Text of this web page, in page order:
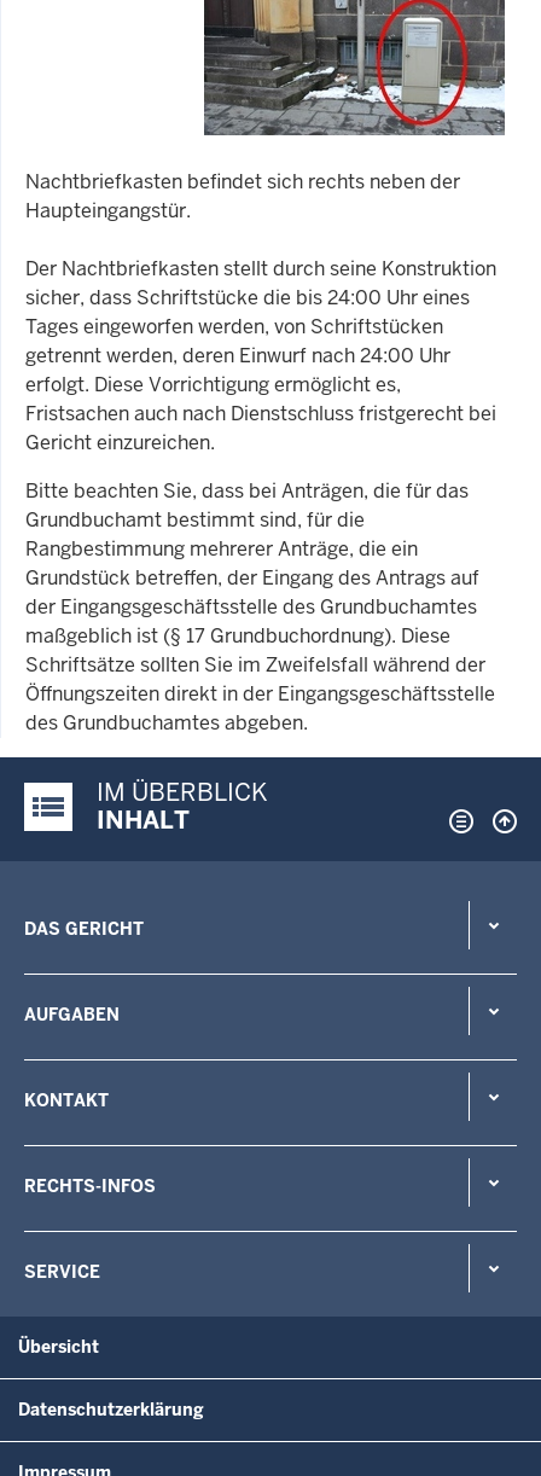
Nachtbriefkasten befindet sich rechts neben der
Haupteingangstür.
Der Nachtbriefkasten stellt durch seine Konstruktion
sicher, dass Schriftstücke die bis 24:00 Uhr eines
Tages eingeworfen werden, von Schriftstücken
getrennt werden, deren Einwurf nach 24:00 Uhr
erfolgt. Diese Vorrichtigung ermöglicht es,
Fristsachen auch nach Dienstschluss fristgerecht bei
Gericht einzureichen.
Bitte beachten Sie, dass bei Anträgen, die für das
Grundbuchamt bestimmt sind, für die
Rangbestimmung mehrerer Anträge, die ein
Grundstück betreffen, der Eingang des Antrags auf
der Eingangsgeschäftsstelle des Grundbuchamtes
maßgeblich ist (§ 17 Grundbuchordnung). Diese
Schriftsätze sollten Sie im Zweifelsfall während der
Öffnungszeiten direkt in der Eingangsgeschäftsstelle
des Grundbuchamtes abgeben.
Justiz-Portal im Überblick:
IM ÜBERBLICK
INHALT
DAS GERICHT
AUFGABEN
KONTAKT
RECHTS-INFOS
SERVICE
Übersicht
Datenschutzerklärung